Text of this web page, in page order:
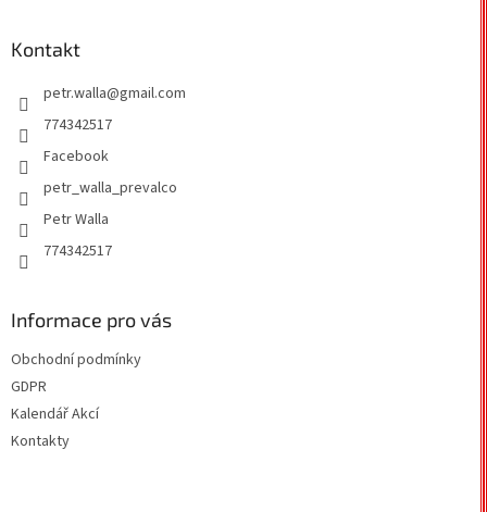
Kontakt
petr.walla@gmail.com
774342517
Facebook
petr_walla_prevalco
Petr Walla
774342517
Informace pro vás
Obchodní podmínky
GDPR
Kalendář Akcí
Kontakty